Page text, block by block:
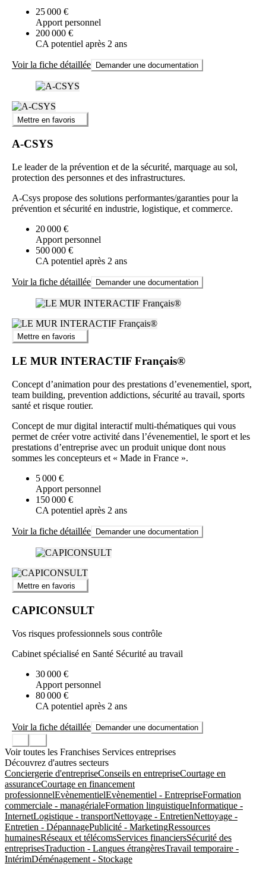
25 000 €
Apport personnel
200 000 €
CA potentiel après 2 ans
Voir la fiche détaillée Demander une documentation
Mettre en favoris
A-CSYS
Le leader de la prévention et de la sécurité, marquage au sol,
protection des personnes et des infrastructures.
A-Csys propose des solutions performantes/garanties pour la
prévention et sécurité en industrie, logistique, et commerce.
20 000 €
Apport personnel
500 000 €
CA potentiel après 2 ans
Voir la fiche détaillée Demander une documentation
Mettre en favoris
LE MUR INTERACTIF Français®
Concept d’animation pour des prestations d’evenementiel, sport,
team building, prevention addictions, sécurité au travail, sports
santé et risque routier.
Concept de mur digital interactif multi-thématiques qui vous
permet de créer votre activité dans l’évenementiel, le sport et les
prestations d’entreprise avec un produit unique dont nous
sommes les concepteurs et « Made in France ».
5 000 €
Apport personnel
150 000 €
CA potentiel après 2 ans
Voir la fiche détaillée Demander une documentation
Mettre en favoris
CAPICONSULT
Vos risques professionnels sous contrôle
Cabinet spécialisé en Santé Sécurité au travail
30 000 €
Apport personnel
80 000 €
CA potentiel après 2 ans
Voir la fiche détaillée Demander une documentation
Voir toutes les Franchises Services entreprises
Découvrez d'autres secteurs
Conciergerie d'entrepriseConseils en entrepriseCourtage en
assuranceCourtage en financement
professionnelEvènementielEvènementiel - EntrepriseFormation
commerciale - managérialeFormation linguistiqueInformatique -
InternetLogistique - transportNettoyage - EntretienNettoyage -
Entretien - DépannagePublicité - MarketingRessources
humainesRéseaux et télécomsServices financiersSécurité des
entreprisesTraduction - Langues étrangèresTravail temporaire -
IntérimDéménagement - Stockage